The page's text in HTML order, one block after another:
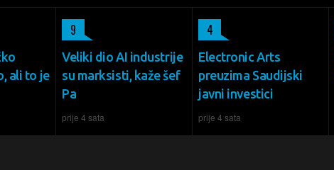
ali to je
Veliki dio AI industrije
su marksisti, kaže šef
Pa
prije 4 sata
9
Electronic Arts
preuzima Saudijski
javni investici
prije 4 sata
4